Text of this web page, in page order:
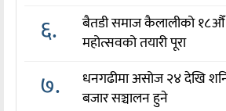
६.
बैतडी समाज कैलालीको १८औँ
महोत्सवको तयारी पूरा
७.
धनगढीमा असोज २४ देखि
बजार सञ्चालन हुने